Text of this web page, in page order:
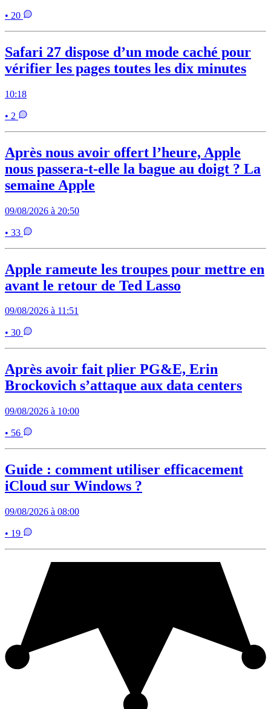
• 20
Safari 27 dispose d’un mode caché pour
vérifier les pages toutes les dix minutes
10:18
• 2
Après nous avoir offert l’heure, Apple
nous passera-t-elle la bague au doigt ? La
semaine Apple
09/08/2026 à 20:50
• 33
Apple rameute les troupes pour mettre en
avant le retour de Ted Lasso
09/08/2026 à 11:51
• 30
Après avoir fait plier PG&E, Erin
Brockovich s’attaque aux data centers
09/08/2026 à 10:00
• 56
Guide : comment utiliser efficacement
iCloud sur Windows ?
09/08/2026 à 08:00
• 19